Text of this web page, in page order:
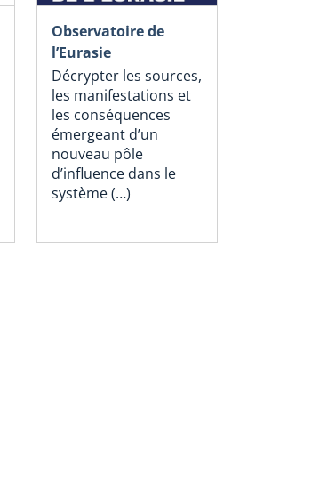
Observatoire de
l’Eurasie
Décrypter les sources,
les manifestations et
les conséquences
émergeant d’un
nouveau pôle
d’influence dans le
système (…)